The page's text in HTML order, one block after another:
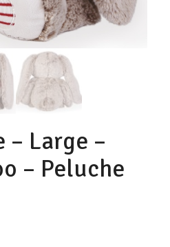
– Large –
– Peluche